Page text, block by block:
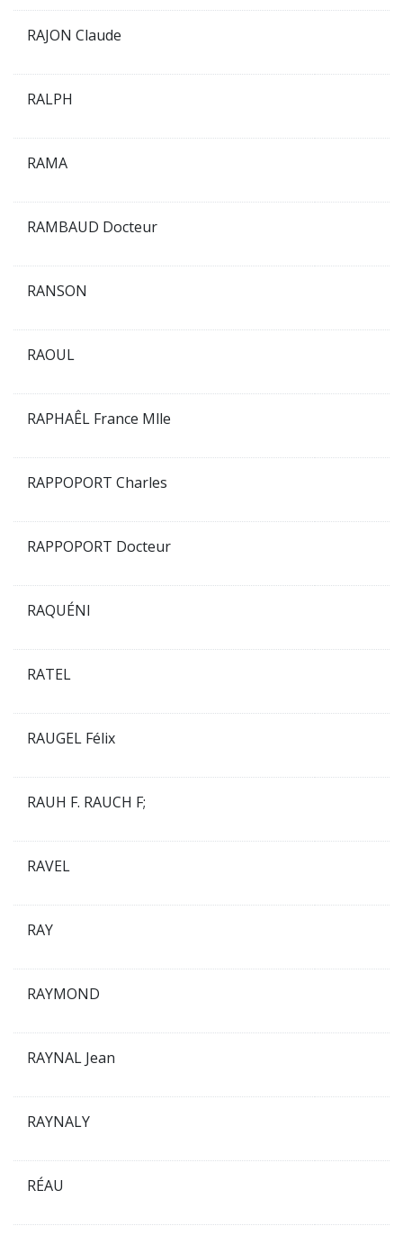
RAJON Claude
RALPH
RAMA
RAMBAUD Docteur
RANSON
RAOUL
RAPHAÊL France Mlle
RAPPOPORT Charles
RAPPOPORT Docteur
RAQUÉNI
RATEL
RAUGEL Félix
RAUH F. RAUCH F;
RAVEL
RAY
RAYMOND
RAYNAL Jean
RAYNALY
RÉAU